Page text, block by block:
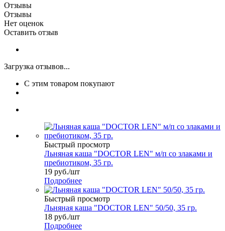
Отзывы
Отзывы
Нет оценок
Оставить отзыв
Загрузка отзывов...
С этим товаром покупают
Быстрый просмотр
Льняная каша "DOCTOR LEN" м/п со злаками и
пребиотиком, 35 гр.
19 руб./шт
Подробнее
Быстрый просмотр
Льняная каша "DOCTOR LEN" 50/50, 35 гр.
18 руб./шт
Подробнее